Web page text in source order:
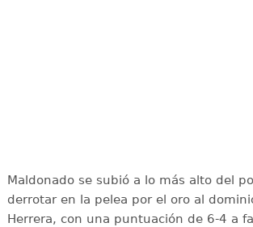
Maldonado se subió a lo más alto del
derrotar en la pelea por el oro al
Herrera, con una puntuación de 6-4 a